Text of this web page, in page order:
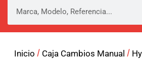
Inicio / Caja Cambios Manual /